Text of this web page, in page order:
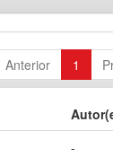
Anterior 1
-